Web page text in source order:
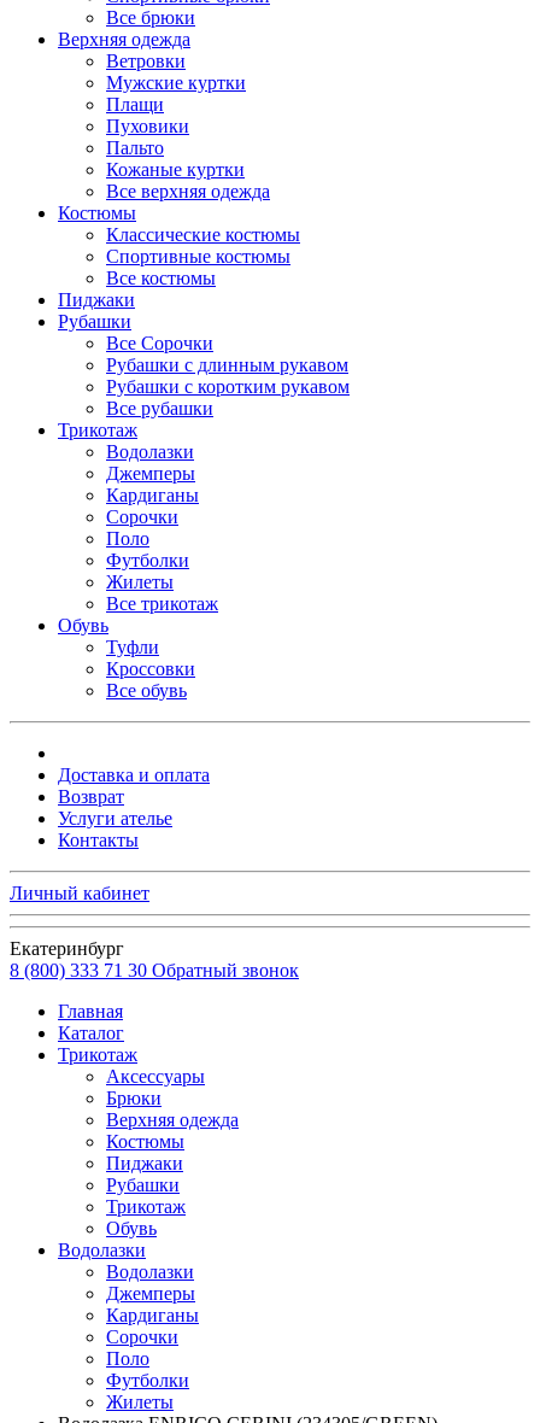
Все брюки
Верхняя одежда
Ветровки
Мужские куртки
Плащи
Пуховики
Пальто
Кожаные куртки
Все верхняя одежда
Костюмы
Классические костюмы
Спортивные костюмы
Все костюмы
Пиджаки
Рубашки
Все Сорочки
Рубашки с длинным рукавом
Рубашки с коротким рукавом
Все рубашки
Трикотаж
Водолазки
Джемперы
Кардиганы
Сорочки
Поло
Футболки
Жилеты
Все трикотаж
Обувь
Туфли
Кроссовки
Все обувь
Доставка и оплата
Возврат
Услуги ателье
Контакты
Личный кабинет
Екатеринбург
8 (800) 333 71 30 Обратный звонок
Главная
Каталог
Трикотаж
Аксессуары
Брюки
Верхняя одежда
Костюмы
Пиджаки
Рубашки
Трикотаж
Обувь
Водолазки
Водолазки
Джемперы
Кардиганы
Сорочки
Поло
Футболки
Жилеты